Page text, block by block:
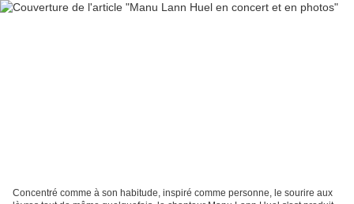
Concentré comme à son habitude, inspiré comme personne, le sourire aux